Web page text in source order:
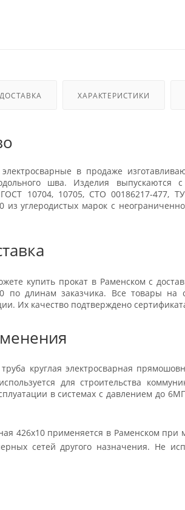
ДОСТАВКА ХАРАКТЕРИСТИКИ
в продаже
шва. Изделия выпускаются с
ГОСТ 10704, 10705, СТО 00186217-477,
из углеродистых марок с
купить прокат в Раменском с
по длинам заказчика. Все товары
Их качество подтверждено
круглая электросварная
для строительства
в системах с давлением до
426x10 применяется в Раменском при
сетей другого назначения. Не